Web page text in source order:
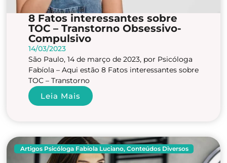
8 Fatos interessantes sobre
TOC – Transtorno Obsessivo-
Compulsivo
14/03/2023
São Paulo, 14 de março de 2023, por Psicóloga
Fabíola – Aqui estão 8 Fatos interessantes sobre
TOC – Transtorno
Leia Mais
Artigos Psicóloga Fabíola Luciano,Conteúdos Diversos